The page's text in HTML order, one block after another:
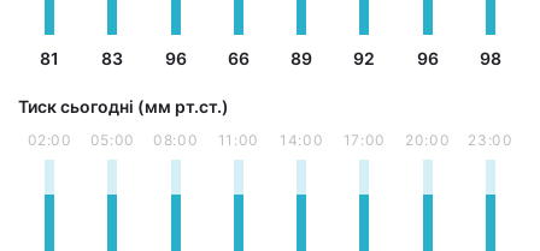
81 83 96 66 89 92 96 98
Тиск сьогодні (мм рт.ст.)
02:00 05:00 08:00 11:00 14:00 17:00 20:00 23:00